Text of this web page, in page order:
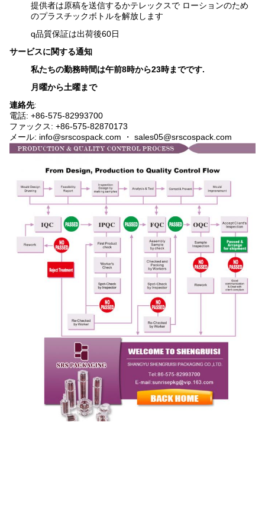
提供者は原稿を送信するかテレックスで ローションのため
のプラスチックボトルを解放します
q品質保証は出荷後60日
サービスに関する通知
私たちの勤務時間は午前8時から23時までです.
月曜から土曜まで
連絡先:
電話: +86-575-82993700
ファックス: +86-575-82870173
メール: info@srscospack.com ・ sales05@srscospack.com